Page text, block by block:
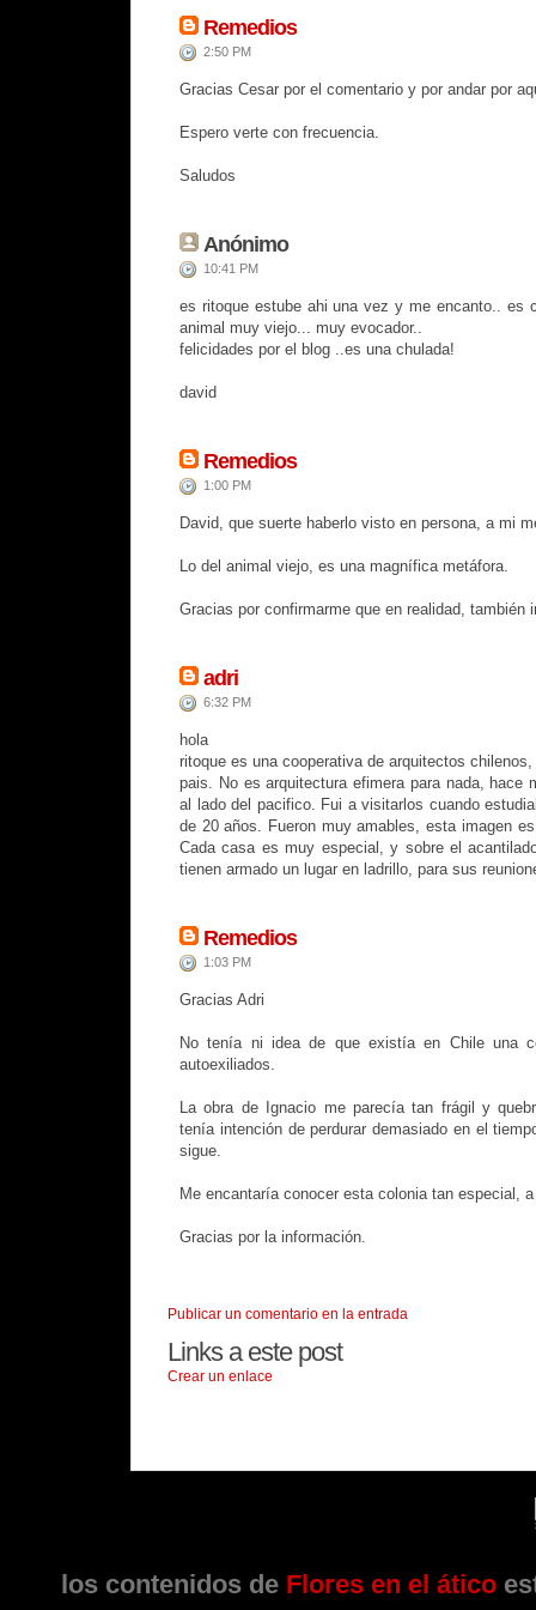
Remedios
2:50 PM
Gracias Cesar por el comentario y por andar por
Espero verte con frecuencia.
Saludos
Anónimo
10:41 PM
es ritoque estube ahi una vez y me encanto.. es
animal muy viejo... muy evocador..
felicidades por el blog ..es una chulada!
david
Remedios
1:00 PM
David, que suerte haberlo visto en persona, a mi
Lo del animal viejo, es una magnífica metáfora.
Gracias por confirmarme que en realidad, también
adri
6:32 PM
hola
ritoque es una cooperativa de arquitectos
pais. No es arquitectura efimera para nada, hace
al lado del pacifico. Fui a visitarlos cuando
de 20 años. Fueron muy amables, esta imagen
Cada casa es muy especial, y sobre el
tienen armado un lugar en ladrillo, para sus
Remedios
1:03 PM
Gracias Adri
No tenía ni idea de que existía en Chile una
autoexiliados.
La obra de Ignacio me parecía tan frágil y
tenía intención de perdurar demasiado en el
sigue.
Me encantaría conocer esta colonia tan especial,
Gracias por la información.
Publicar un comentario en la entrada
Links a este post
Crear un enlace
los contenidos de Flores en el ático